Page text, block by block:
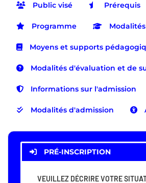
Public visé Prérequis
Programme
Moyens et supports
Modalités d'évaluation et de
Informations sur l'admission
Modalités d'admission
PRÉ-INSCRIPTION
VEUILLEZ DÉCRIRE VOTRE